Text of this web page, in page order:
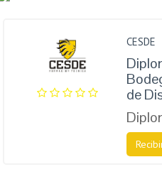
CESDE
de